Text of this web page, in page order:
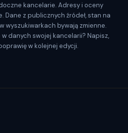
kancelarie. Adresy i oceny
Dane z publicznych źródeł, stan na
wyszukiwarkach bywają zmienne.
w danych swojej kancelarii? Napisz,
w kolejnej edycji.